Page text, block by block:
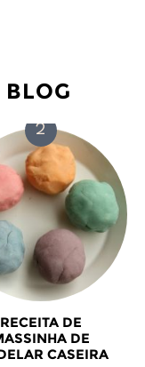
RECEITA DE
DE
CASEIRA